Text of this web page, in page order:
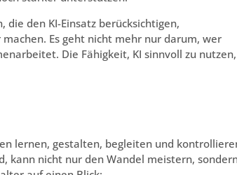
den KI-Einsatz berücksichtigen,
Es geht nicht mehr nur darum, wer
Die Fähigkeit, KI sinnvoll zu nutzen,
lernen, gestalten, begleiten und
kann nicht nur den Wandel meistern,